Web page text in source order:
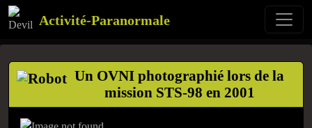
Activité-Paranormale
Un OVNI photographié lors de la
mission STS-98 en 2001